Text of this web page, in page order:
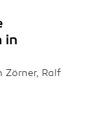
in
Zörner, Ralf